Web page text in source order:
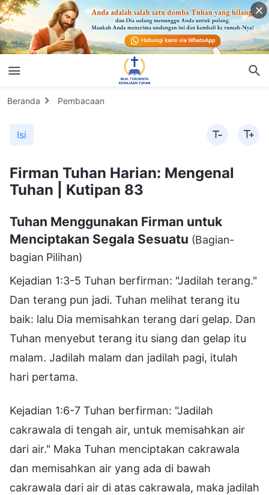
Beranda Pembacaan
Isi
Firman Tuhan Harian: Mengenal
Tuhan | Kutipan 83
Tuhan Menggunakan Firman untuk
Menciptakan Segala Sesuatu (Bagian-
bagian Pilihan)
Kejadian 1:3-5 Tuhan berfirman: "Jadilah terang."
Dan terang pun jadi. Tuhan melihat terang itu
baik: lalu Dia memisahkan terang dari gelap. Dan
Tuhan menyebut terang itu siang dan gelap itu
malam. Jadilah malam dan jadilah pagi, itulah
hari pertama.
Kejadian 1:6-7 Tuhan berfirman: "Jadilah
cakrawala di tengah air, untuk memisahkan air
dari air." Maka Tuhan menciptakan cakrawala
dan memisahkan air yang ada di bawah
cakrawala dari air di atas cakrawala, maka jadilah